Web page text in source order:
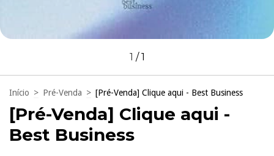
1 /1
Início > Pré-Venda > [Pré-Venda] Clique aqui - Best Business
[Pré-Venda] Clique aqui -
Best Business